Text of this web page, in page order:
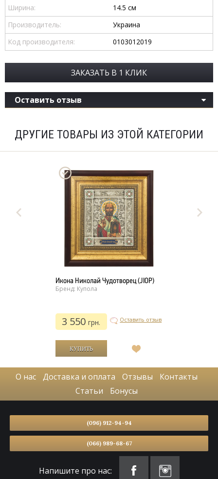
Ширина:
14.5 см
Производитель:
Украина
Код производителя:
0103012019
ЗАКАЗАТЬ В 1 КЛИК
Оставить отзыв
ДРУГИЕ ТОВАРЫ ИЗ ЭТОЙ КАТЕГОРИИ
Икона Николай Чудотворец (JIOP)
Бренд: Купола
3 550грн. Оставить отзыв
желаний
О нас Доставка и оплата Отзывы
Контакты
Статьи
Бонусы
(096) 912-94-94
(066) 989-68-67
Напишите про нас: